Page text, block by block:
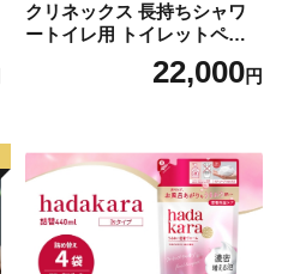
クリネックス 長持ちシャワ
ートイレ用 トイレットペー
パー（ダブル）64ロール(8ロ
ール×8パック) 開成町 トイレ
蓄 防災 エコ 消耗品 生活雑貨
生活用品 無香料 トイレット
ペーパー ダブル といれっと
ぺーぱー トイレ クレシア ト
イレットペーパー [BDBH002
-1]
22,000円